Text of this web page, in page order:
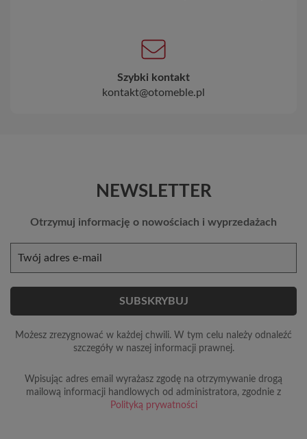
Szybki kontakt
kontakt@otomeble.pl
NEWSLETTER
Otrzymuj informację o nowościach i wyprzedażach
Możesz zrezygnować w każdej chwili. W tym celu należy odnaleźć
szczegóły w naszej informacji prawnej.
Wpisując adres email wyrażasz zgodę na otrzymywanie drogą
mailową informacji handlowych od administratora, zgodnie z
Polityką prywatności